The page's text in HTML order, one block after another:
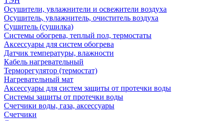
Осушители, увлажнители и освежители воздуха
Осушитель, увлажнитель, очиститель воздуха
Сушитель (сушилка)
Системы обогрева, теплый пол, термостаты
Аксессуары для систем обогрева
Датчик температуры, влажности
Кабель нагревательный
Терморегулятор (термостат)
Нагревательный мат
Аксессуары для систем защиты от протечки воды
Системы защиты от протечки воды
Счетчики воды, газа, аксессуары
Счетчики